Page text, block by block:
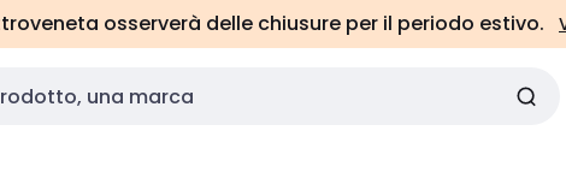
osserverà delle chiusure per il periodo estivo.